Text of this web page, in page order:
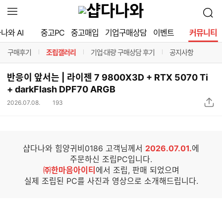
역
열
기
검
색
와 AI
중고PC 중고매입 기업구매상담 이벤트 커뮤니티
구매후기
구분선
조립갤러리
구분선
기업·대량 구매상담 후기
구분선
공지사항
구분선
반응이 앞서는 | 라이젠 7 9800X3D + RTX 5070 Ti
+ darkFlash DPF70 ARGB
2026.07.08. 193
샵다나와 힘양귀비0186 고객님께서 2026.07.01.에
주문하신 조립PC입니다.
㈜한마음아이티 에서 조립, 판매 되었으며
실제 조립된 PC를 사진과 영상으로 소개해드립니다.